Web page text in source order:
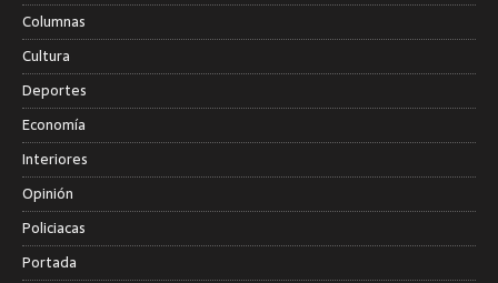
Columnas
Cultura
Deportes
Economía
Interiores
Opinión
Policiacas
Portada